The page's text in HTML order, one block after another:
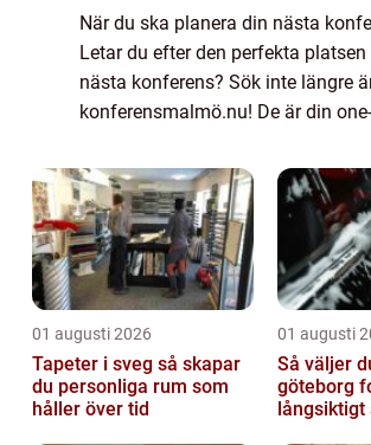
När du ska planera din nästa
Letar du efter den perfekta
nästa konferens? Sök inte längre
konferensmalmö.nu! De är din
Sverige. De har ett brett utbud av
konferenslokaler...
01 augusti 2026
Tapeter i sveg så skapar
du personliga rum som
håller över tid
01 augusti
Så väljer
göteborg fokus på
långsiktigt